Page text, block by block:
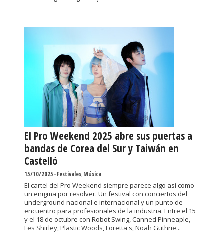
El Pro Weekend 2025 abre sus puertas a
bandas de Corea del Sur y Taiwán en
Castelló
15/10/2025-Festivales,Música
El cartel del Pro Weekend siempre parece algo así como
un enigma por resolver. Un festival con conciertos del
underground nacional e internacional y un punto de
encuentro para profesionales de la industria. Entre el 15
y el 18 de octubre con Robot Swing, Canned Pinneaple,
Les Shirley, Plastic Woods, Loretta's, Noah Guthrie...